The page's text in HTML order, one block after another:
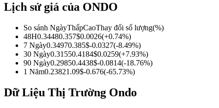
USDC Futures vĩnh cửu
Lịch sử giá của ONDO
So sánh NgàyThấpCaoThay đổi số lượng(%)
48H0.34480.357$0.0026(+0.74%)
7 Ngày0.34970.385$-0.0327(-8.49%)
30 Ngày0.31550.4184$0.0259(+7.93%)
90 Ngày0.29850.4438$-0.0814(-18.76%)
1 Năm0.23821.09$-0.676(-65.73%)
Dữ Liệu Thị Trường Ondo